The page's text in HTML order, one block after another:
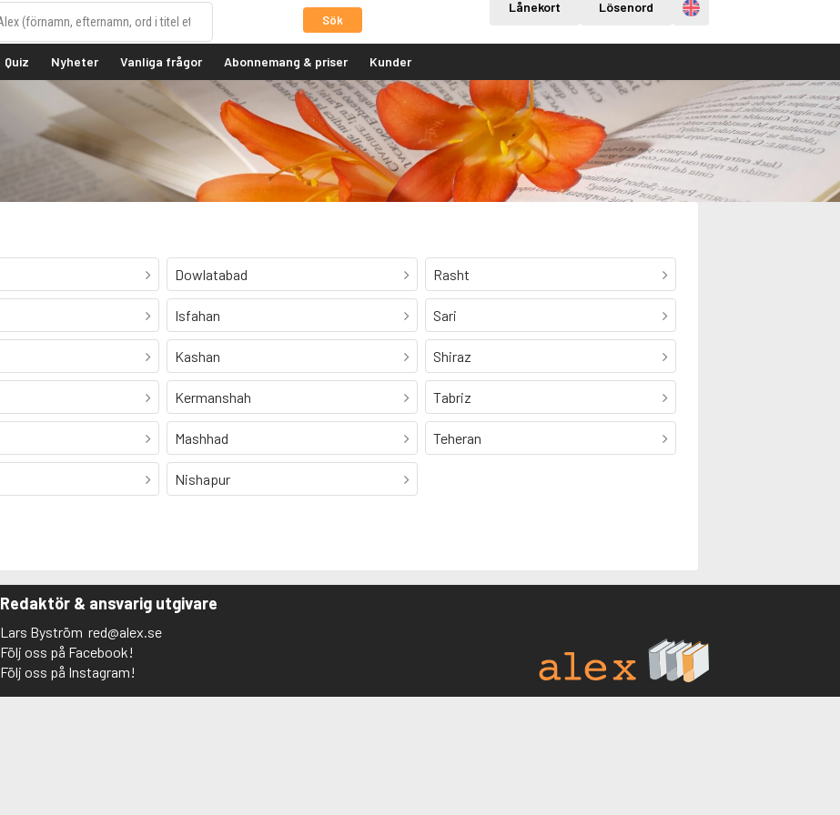
Sök
Lånekort Lösenord Engelska
Quiz Nyheter Vanliga frågor Abonnemang & priser Kunder
Dowlatabad
Isfahan
Kashan
Kermanshah
Mashhad
Nishapur
Rasht
Sari
Shiraz
Tabriz
Teheran
Redaktör & ansvarig utgivare
Lars Byström red@alex.se
Följ oss på Facebook!
Följ oss på Instagram!